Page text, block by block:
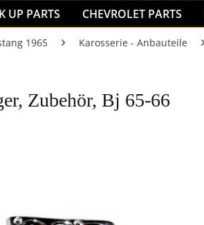
UP PARTS CHEVROLET PARTS
1965 Karosserie - Anbauteile
Zubehör, Bj 65-66